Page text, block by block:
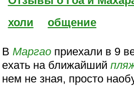
холи
общение
В Маргао приехали в 9
ехать на ближайший
нем не зная, просто